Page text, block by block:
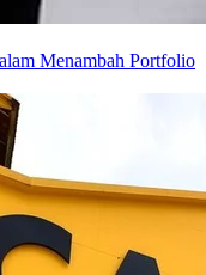
Menambah Portfolio